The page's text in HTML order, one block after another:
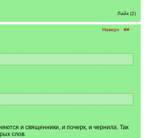
Лайк (2)
Наверх ##
и священники, и почерк, и чернила. Так
слов.